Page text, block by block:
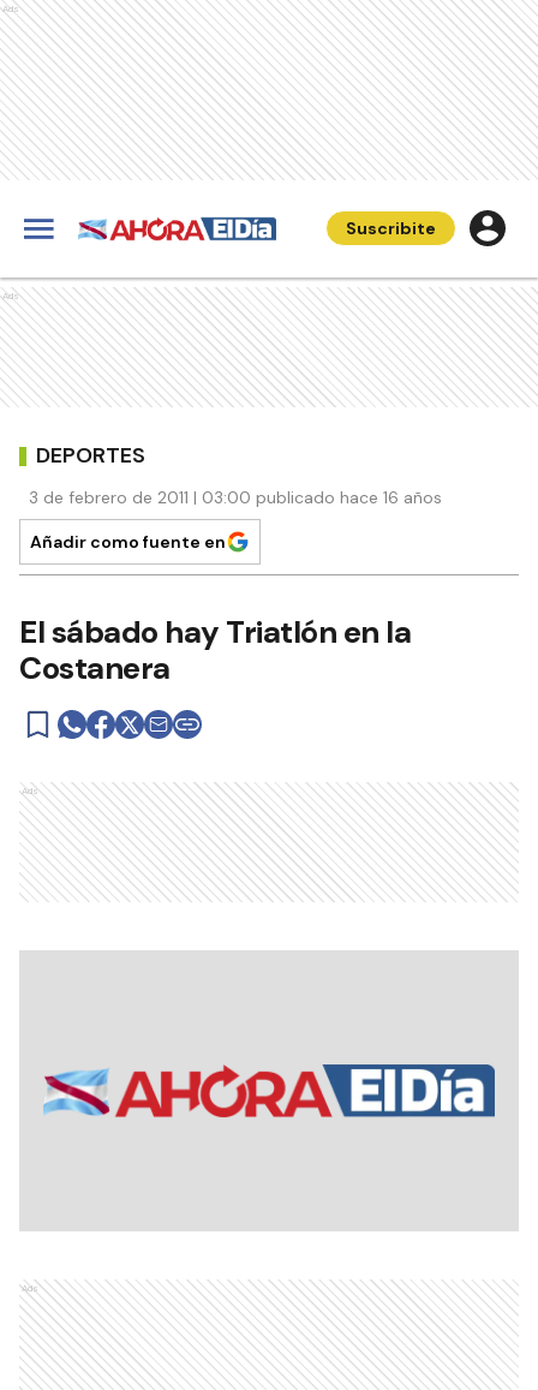
Ads
Suscribite
Ads
DEPORTES
3 de febrero de 2011 | 03:00 publicado hace 16 años
Añadir como fuente en
El sábado hay Triatlón en la
Costanera
Ads
Ads